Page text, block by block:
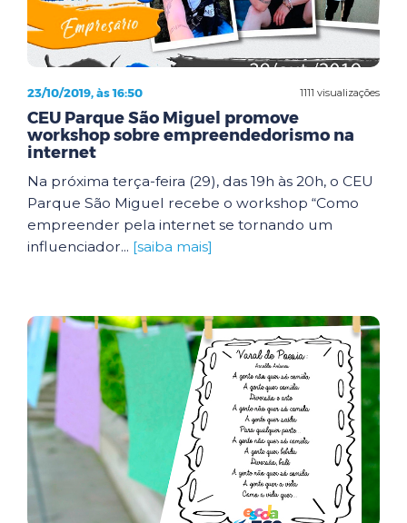
1111 visualizações
23/10/2019, às 16:50
CEU Parque São Miguel promove
workshop sobre empreendedorismo na
internet
Na próxima terça-feira (29), das 19h às 20h, o CEU
Parque São Miguel recebe o workshop “Como
empreender pela internet se tornando um
influenciador... [saiba mais]